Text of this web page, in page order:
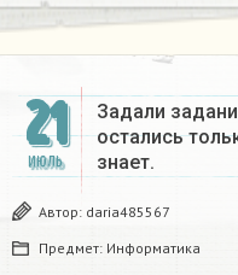
21
ИЮЛЬ
Задали
остались
знает.
Автор: daria485567
Предмет: Информатика